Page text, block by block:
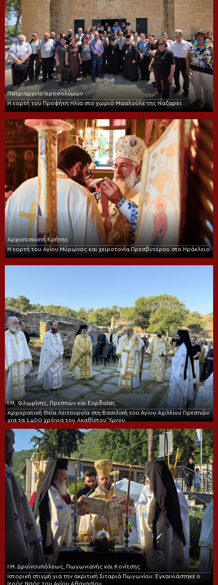
Πατριαρχείο Ιεροσολύμων
Η εορτή του Προφήτη Ηλία στο χωριό Μααλούλε της Ναζαρέτ
Αρχιεπισκοπή Κρήτης
Η εορτή του Αγίου Μύρωνος και χειροτονία Πρεσβυτέρου στο Ηράκλειο
Ι.Μ. Φλωρίνης, Πρεσπών και Εορδαίας
Αρχιερατική Θεία Λειτουργία στη Βασιλική του Αγίου Αχιλλίου Πρεσπών
για τα 1.400 χρόνια του Ακαθίστου Ύμνου
Ι.Μ. Δρυϊνουπόλεως, Πωγωνιανής και Κονίτσης
Ιστορική στιγμή για την ακριτική Σιταριά Πωγωνίου: Εγκαινιάστηκε ο
Ιερός Ναός του Αγίου Αθανασίου